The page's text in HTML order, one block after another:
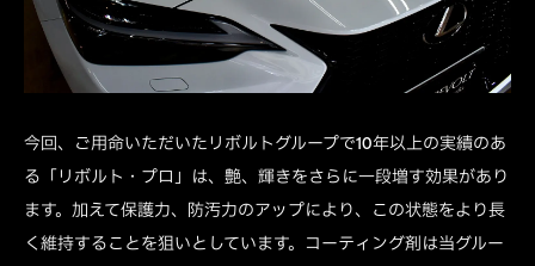
今回、ご用命いただいたリボルトグループで10年以上の実績のあ
る「リボルト・プロ」は、艶、輝きをさらに一段増す効果があり
ます。加えて保護力、防汚力のアップにより、この状態をより長
く維持することを狙いとしています。コーティング剤は当グルー